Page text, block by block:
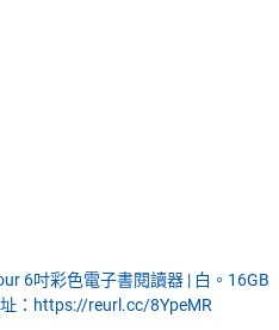
6吋彩色電子書閱讀器 | 白。16GB
：https://reurl.cc/8YpeMR